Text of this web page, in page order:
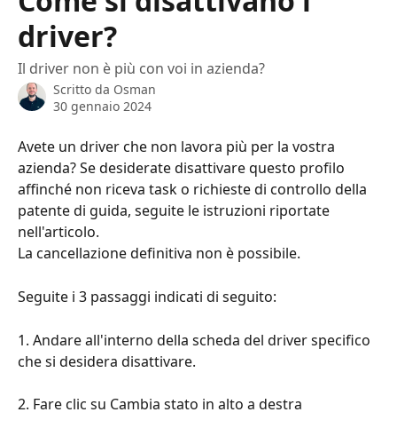
driver?
Il driver non è più con voi in azienda?
Scritto da Osman
30 gennaio 2024
Avete un driver che non lavora più per la vostra
azienda? Se desiderate disattivare questo profilo
affinché non riceva task o richieste di controllo della
patente di guida, seguite le istruzioni riportate
nell'articolo.
La cancellazione definitiva non è possibile.
Seguite i 3 passaggi indicati di seguito:
1. Andare all'interno della scheda del driver specifico
che si desidera disattivare.
2. Fare clic su Cambia stato in alto a destra